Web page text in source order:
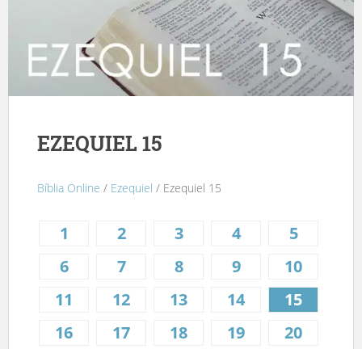
EZEQUIEL 15
Bíblia Online / Ezequiel / Ezequiel 15
1 2 3 4
5
6
7 8 9
10
11
12 13 14
15
16
17 18 19
20